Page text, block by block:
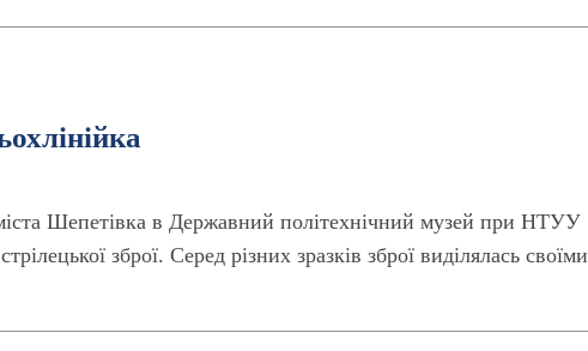
Шепетівка в Державний політехнічний музей при НТУУ
зброї. Серед різних зразків зброї виділялась своїми